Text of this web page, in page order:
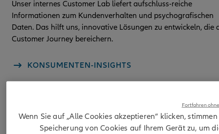
Unser internes Customer Lab liefert aufschluss-reiche
Informationen zum Kundenverhalten und psychografischen
Daten. Das hilft uns, innovative Lösungen zu entwickeln, die
Customer Journey bereichern.
KONSUMENTEN-INSIGHTS
Aktive Lösungen
Wenn Sie auf „Alle Cookies akzeptieren“ klicken,
Speicherung von Cookies auf Ihrem Gerät zu, um
Fortfahren